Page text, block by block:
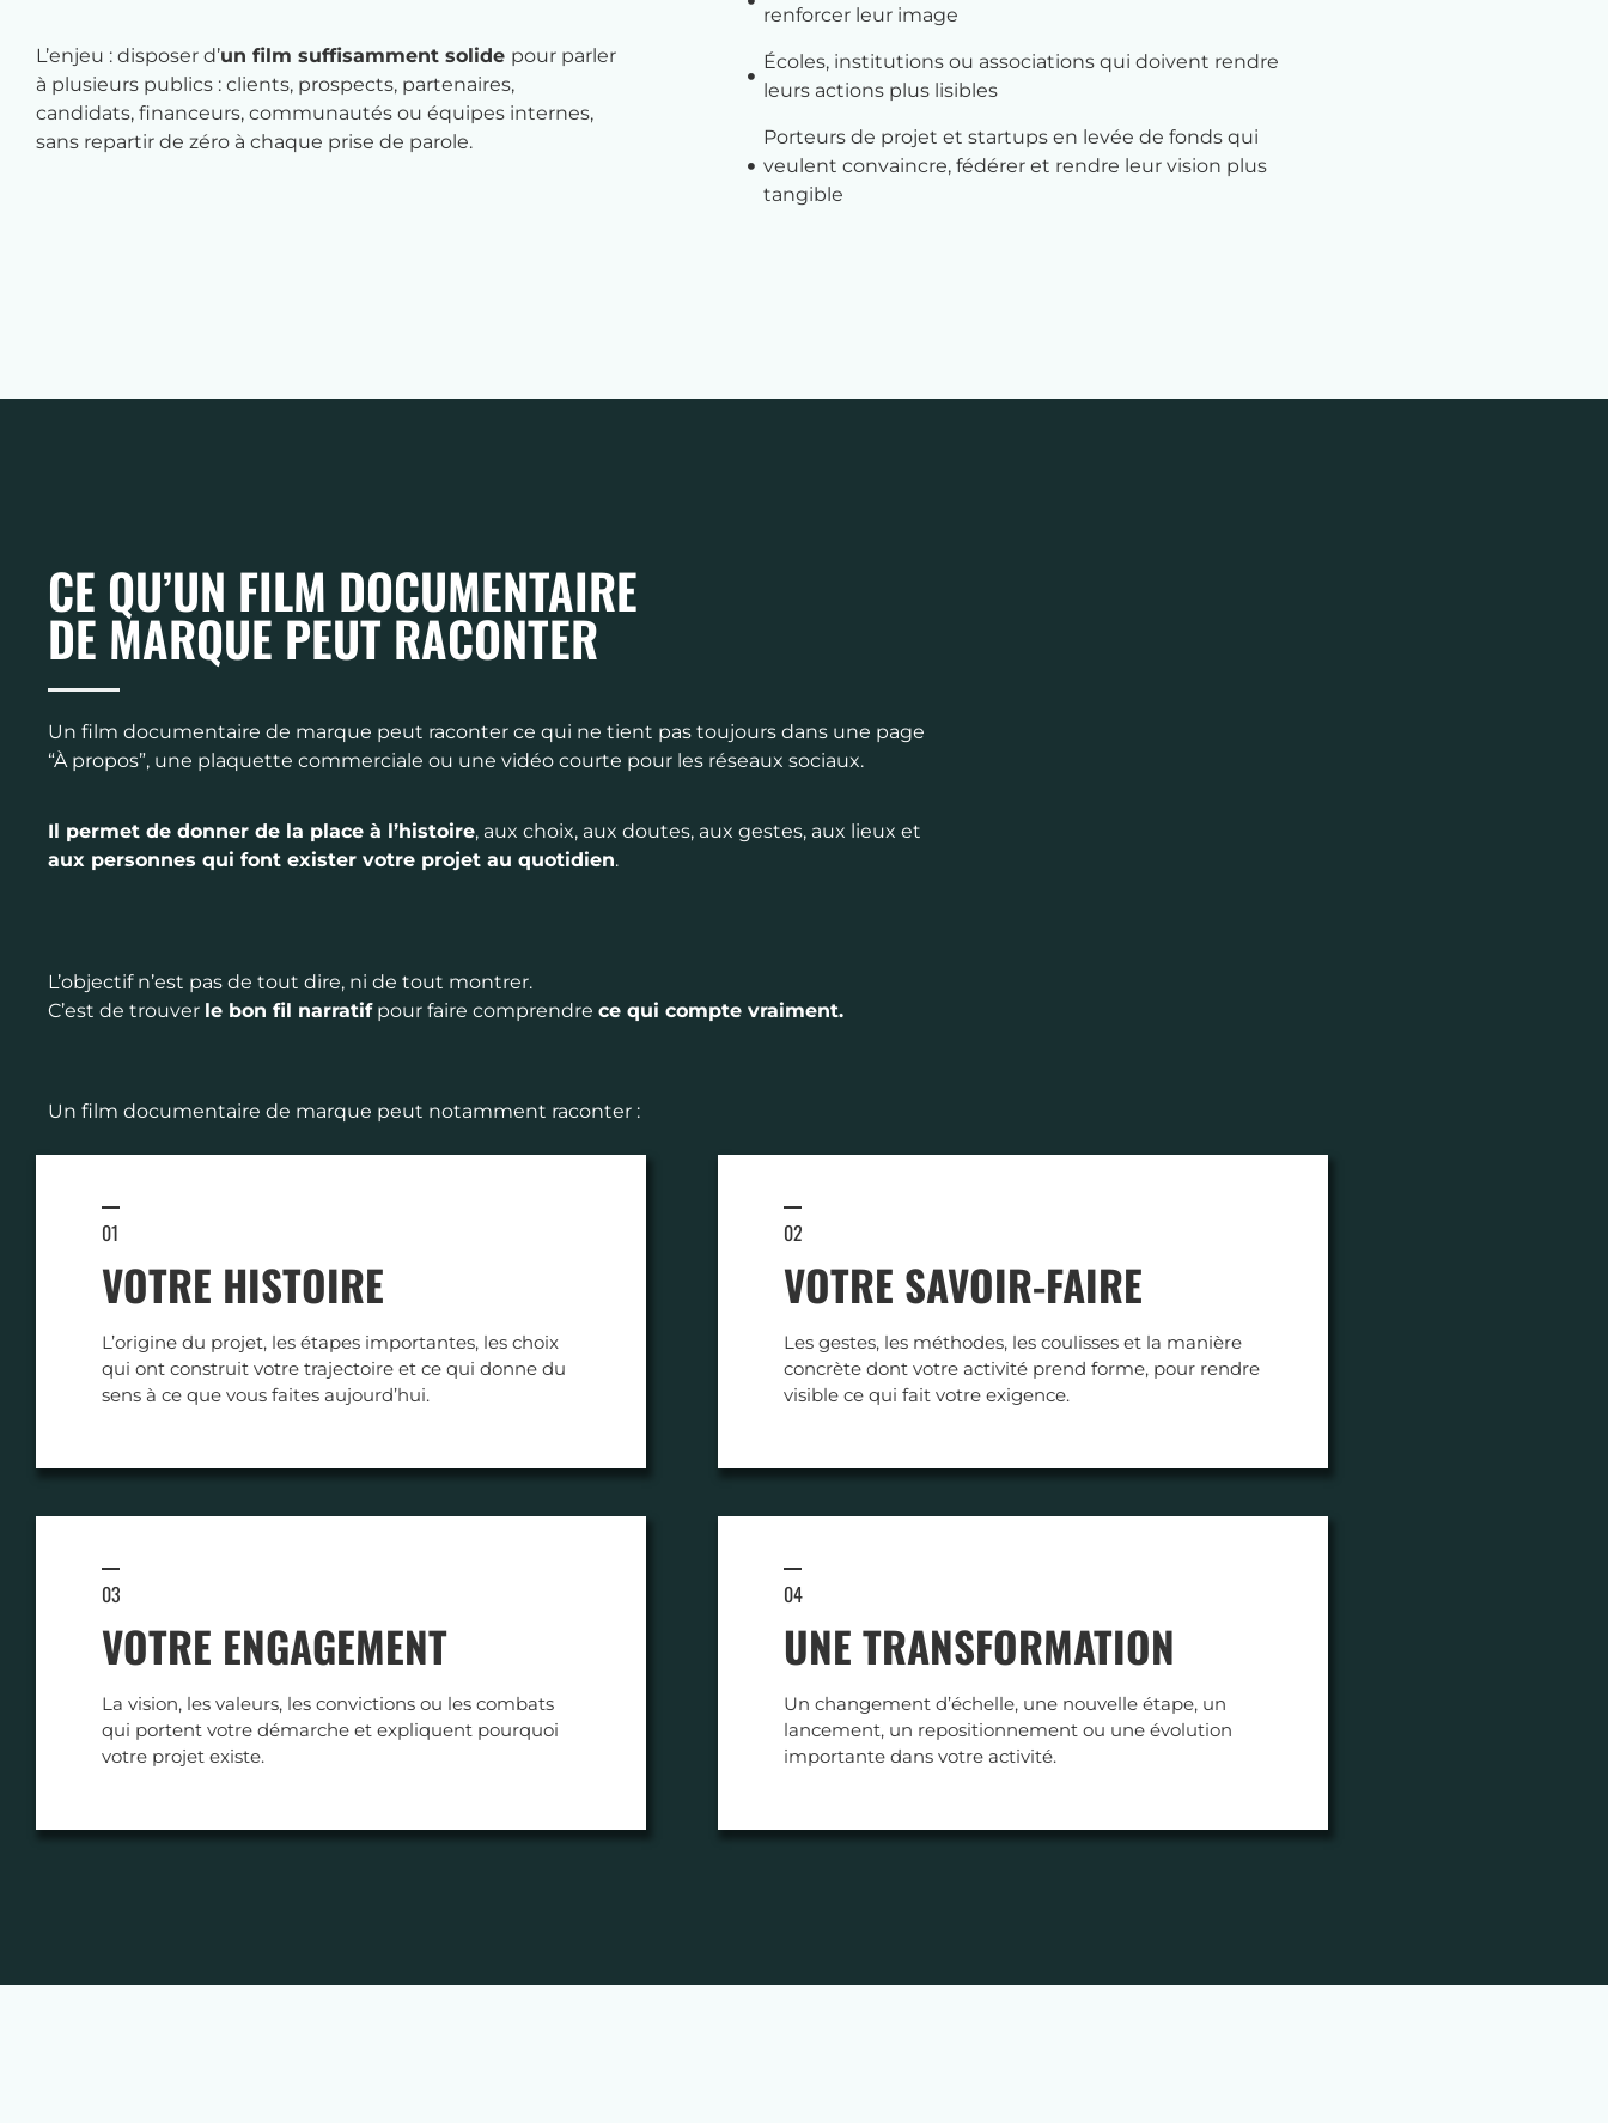
L’enjeu : disposer d’un film suffisamment solide pour parler
à plusieurs publics : clients, prospects, partenaires,
candidats, financeurs, communautés ou équipes internes,
sans repartir de zéro à chaque prise de parole.
renforcer leur image
Écoles, institutions ou associations qui doivent rendre
leurs actions plus lisibles
Porteurs de projet et startups en levée de fonds qui
veulent convaincre, fédérer et rendre leur vision plus
tangible
CE QU’UN FILM DOCUMENTAIRE
DE MARQUE PEUT RACONTER
Un film documentaire de marque peut raconter ce qui ne tient pas toujours dans une page
“À propos”, une plaquette commerciale ou une vidéo courte pour les réseaux sociaux.
Il permet de donner de la place à l’histoire, aux choix, aux doutes, aux gestes, aux lieux et
aux personnes qui font exister votre projet au quotidien.
L’objectif n’est pas de tout dire, ni de tout montrer.
C’est de trouver le bon fil narratifpour faire comprendre ce qui compte vraiment.
Un film documentaire de marque peut notamment raconter :
01
VOTRE HISTOIRE
L’origine du projet, les étapes importantes, les choix
qui ont construit votre trajectoire et ce qui donne du
sens à ce que vous faites aujourd’hui.
02
VOTRE SAVOIR-FAIRE
Les gestes, les méthodes, les coulisses et la manière
concrète dont votre activité prend forme, pour rendre
visible ce qui fait votre exigence.
03
VOTRE ENGAGEMENT
La vision, les valeurs, les convictions ou les combats
qui portent votre démarche et expliquent pourquoi
votre projet existe.
04
UNE TRANSFORMATION
Un changement d’échelle, une nouvelle étape, un
lancement, un repositionnement ou une évolution
importante dans votre activité.